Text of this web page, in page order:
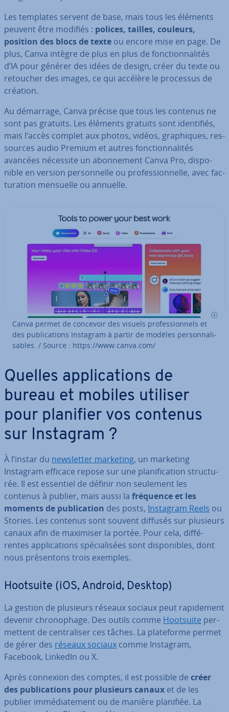
Les templates servent de base, mais tous les éléments
peuvent être modifiés : polices, tailles, couleurs,
position des blocs de texte ou encore mise en page. De
plus, Canva intègre de plus en plus de fonc­tion­na­li­tés
d’IA pour générer des idées de design, créer du texte ou
retoucher des images, ce qui accélère le processus de
création.
Au démarrage, Canva précise que tous les contenus ne
sont pas gratuits. Les éléments gratuits sont iden­ti­fiés,
mais l’accès complet aux photos, vidéos, gra­phiques, res­
sources audio Premium et autres fonc­tion­na­li­tés
avancées nécessite un abon­ne­ment Canva Pro, dis­po­
nible en version per­son­nelle ou pro­fes­sion­nelle, avec fac­
tu­ra­tion mensuelle ou annuelle.
Canva permet de concevoir des visuels pro­fes­sion­nels et
des pu­bli­ca­tions Instagram à partir de modèles per­son­na­li­
sables. / Source : https://www.canva.com/
Quelles ap­pli­ca­tions de
bureau et mobiles utiliser
pour planifier vos contenus
sur Instagram ?
À l’instar du news­let­ter marketing, un marketing
Instagram efficace repose sur une pla­ni­fi­ca­tion struc­tu­
rée. Il est essentiel de définir non seulement les
contenus à publier, mais aussi la fréquence et les
moments de pu­bli­ca­tion des posts, Instagram Reels ou
Stories. Les contenus sont souvent diffusés sur plusieurs
canaux afin de maximiser la portée. Pour cela, dif­fé­
rentes ap­pli­ca­tions spé­cia­li­sées sont dis­po­nibles, dont
nous pré­sen­tons trois exemples.
Hootsuite (iOS, Android, Desktop)
La gestion de plusieurs réseaux sociaux peut ra­pi­de­ment
devenir chro­no­phage. Des outils comme Hootsuite per­
met­tent de cen­tra­li­ser ces tâches. La pla­te­forme permet
de gérer des réseaux sociaux comme Instagram,
Facebook, LinkedIn ou X.
Après connexion des comptes, il est possible de créer
des pu­bli­ca­tions pour plusieurs canaux et de les
publier im­mé­dia­te­ment ou de manière planifiée. La